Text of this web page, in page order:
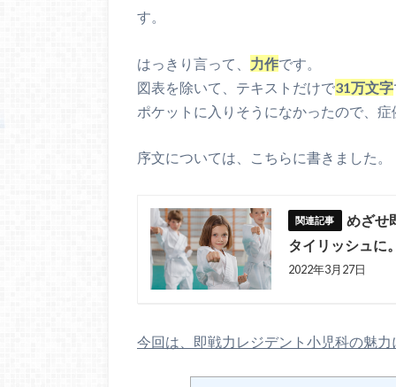
す。
はっきり言って、 力作です。
図表を除いて、テキストだけで31万文字
ポケットに入りそうになかったので、
序文については、こちらに書きました。
めざせ
タイリッシュに
2022年3月27日
今回は、即戦力レジデント小児科の魅